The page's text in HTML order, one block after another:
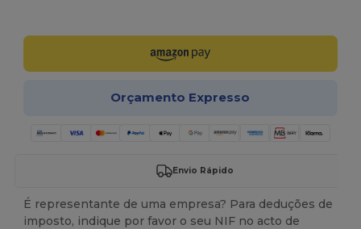
Orçamento Expresso
Envio Rápido
É representante de uma empresa? Para deduções de
imposto, indique por favor o seu NIF no acto de